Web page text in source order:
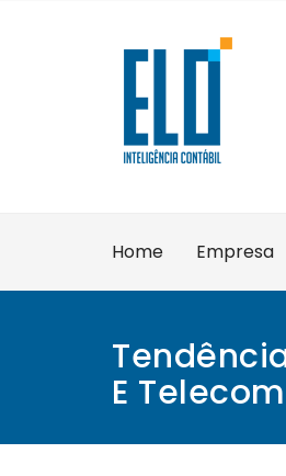
Home Empresa
E